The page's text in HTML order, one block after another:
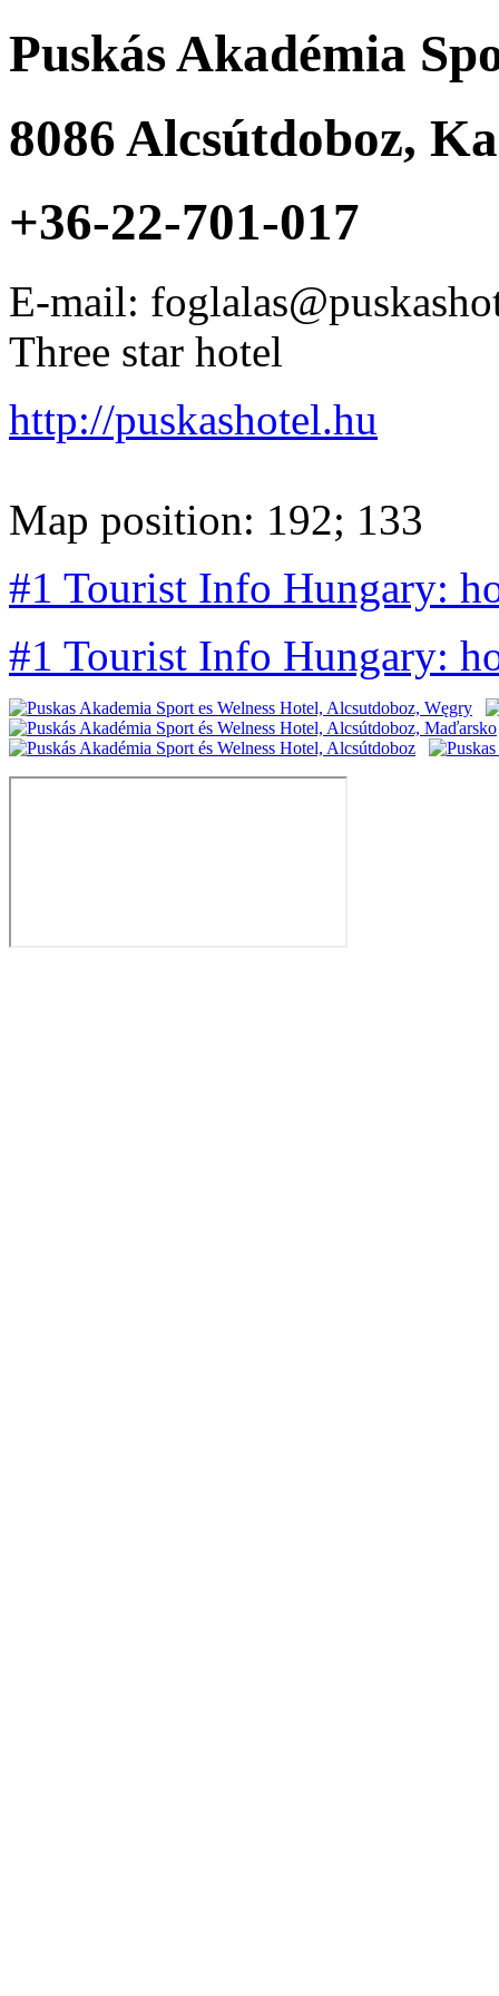
Puskás Akadémia
8086Alcsútdoboz,
+36-22-701-017
E-mail:
Three star hotel
http://puskashotel.hu
Map position: 192; 133
#1 Tourist Info Hungary:
#1 Tourist Info Hungary: